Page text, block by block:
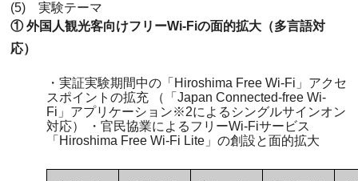
(5) 実験テーマ
① 外国人観光客向けフリーWi-Fiの面的拡大（多言語対
応）
・実証実験期間中の「Hiroshima Free Wi-Fi」アクセ
スポイントの拡充 （「Japan Connected-free Wi-
Fi」アプリケーション※2によるシングルサインオン
対応） ・官民協業によるフリーWi-Fiサービス
「Hiroshima Free Wi-Fi Lite」の創設と面的拡大